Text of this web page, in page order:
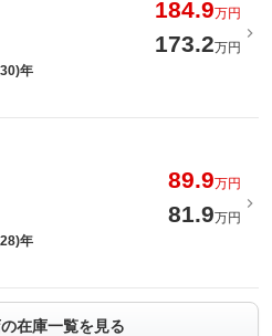
184.9万円
173.2万円
年
89.9万円
81.9万円
年
在庫一覧を見る